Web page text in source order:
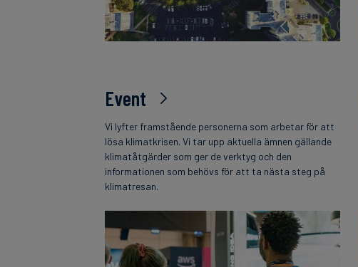
Event
Vi lyfter framstående personerna som arbetar för att
lösa klimatkrisen. Vi tar upp aktuella ämnen gällande
klimatåtgärder som ger de verktyg och den
informationen som behövs för att ta nästa steg på
klimatresan.